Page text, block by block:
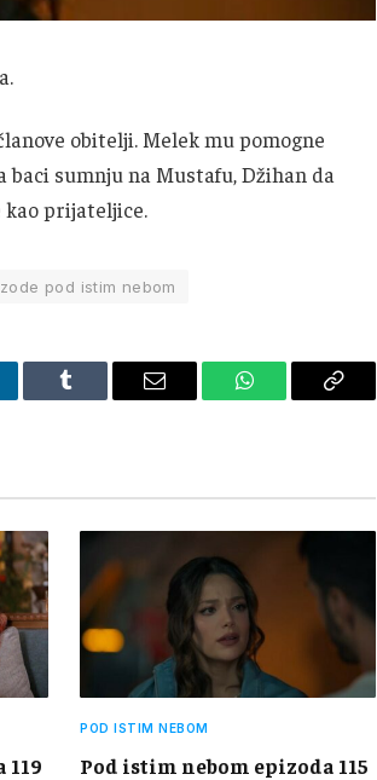
obitelji. Melek mu pomogne
sumnju na Mustafu, Džihan da
kao prijateljice.
pod istim nebom
Tumblr Email WhatsAppCopy
POD ISTIM NEBOM
Pod istim nebom epizoda 115